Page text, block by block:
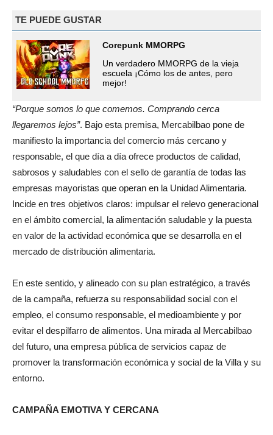
TE PUEDE GUSTAR
Corepunk MMORPG
Un verdadero MMORPG de la vieja
escuela ¡Cómo los de antes, pero
mejor!
“Porque somos lo que comemos. Comprando cerca
llegaremos lejos”. Bajo esta premisa, Mercabilbao pone de
manifiesto la importancia del comercio más cercano y
responsable, el que día a día ofrece productos de calidad,
sabrosos y saludables con el sello de garantía de todas las
empresas mayoristas que operan en la Unidad Alimentaria.
Incide en tres objetivos claros: impulsar el relevo generacional
en el ámbito comercial, la alimentación saludable y la puesta
en valor de la actividad económica que se desarrolla en el
mercado de distribución alimentaria.
En este sentido, y alineado con su plan estratégico, a través
de la campaña, refuerza su responsabilidad social con el
empleo, el consumo responsable, el medioambiente y por
evitar el despilfarro de alimentos. Una mirada al Mercabilbao
del futuro, una empresa pública de servicios capaz de
promover la transformación económica y social de la Villa y su
entorno.
CAMPAÑA EMOTIVA Y CERCANA